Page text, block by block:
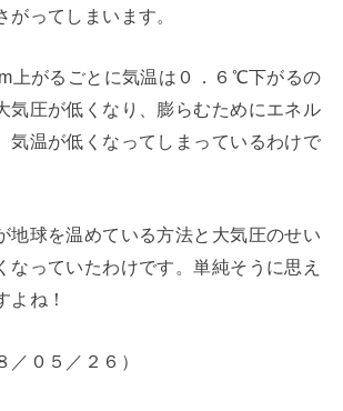
がってしまいます。
上がるごとに気温は０．６℃下がるの
気圧が低くなり、膨らむためにエネル
気温が低くなってしまっているわけで
地球を温めている方法と大気圧のせい
なっていたわけです。単純そうに思え
よね！
０５／２６）